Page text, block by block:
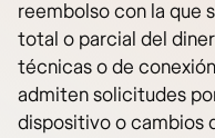
reembolso con la que
total o parcial del
técnicas o de
admiten solicitudes
dispositivo o cambios